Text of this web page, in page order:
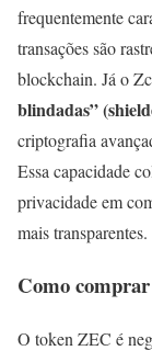
frequentemente
transações são
blockchain. Já o
blindadas”
criptografia
Essa capacidade
privacidade em
mais transparentes.
Como
O token ZEC é